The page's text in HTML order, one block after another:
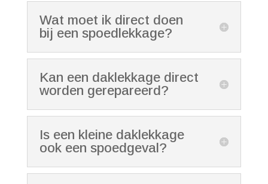
Wat moet ik direct doen
bij een spoedlekkage?
Kan een daklekkage direct
worden gerepareerd?
Is een kleine daklekkage
ook een spoedgeval?